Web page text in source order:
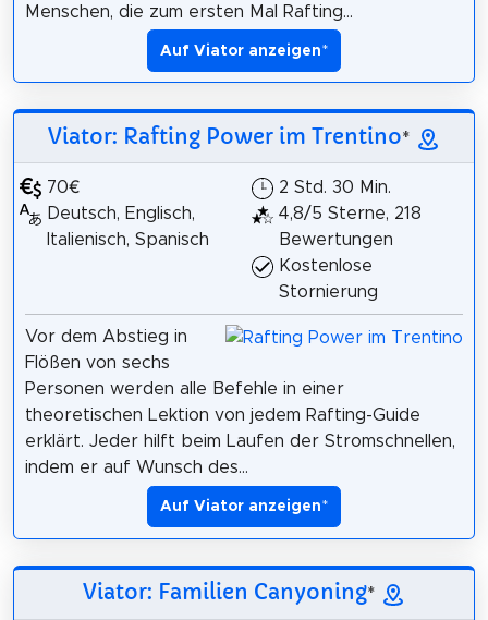
Menschen, die zum ersten Mal Rafting...
Auf Viator anzeigen*
Viator: Rafting Power im Trentino*
70€
Deutsch, Englisch,
Italienisch, Spanisch
2 Std. 30 Min.
4,8/5 Sterne, 218
Bewertungen
Kostenlose
Stornierung
Vor dem Abstieg in
Flößen von sechs
Personen werden alle Befehle in einer
theoretischen Lektion von jedem Rafting-Guide
erklärt. Jeder hilft beim Laufen der Stromschnellen,
indem er auf Wunsch des...
Auf Viator anzeigen*
Viator: Familien Canyoning*